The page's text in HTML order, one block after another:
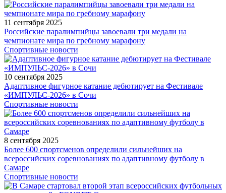
11 сентября 2025
Российские паралимпийцы завоевали три медали на
чемпионате мира по гребному марафону
Спортивные новости
10 сентября 2025
Адаптивное фигурное катание дебютирует на Фестивале
«ИМПУЛЬС-2026» в Сочи
Спортивные новости
8 сентября 2025
Более 600 спортсменов определили сильнейших на
всероссийских соревнованиях по адаптивному футболу в
Самаре
Спортивные новости